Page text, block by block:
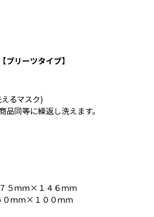
プリーツタイプ】
るマスク)
同等に繰返し洗えます。
ｍｍ×１４６ｍｍ
ｍｍ×１００ｍｍ